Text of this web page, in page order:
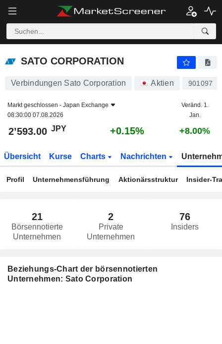
SATO CORPORATION
SATO CORPORATION
Verbindungen Sato Corporation Aktien 901097
Markt geschlossen - Japan Exchange
08:30:00 07.08.2026
Veränd. 1.
Jan.
2’593.00 JPY +0.15% +8.00%
Übersicht Kurse Charts Nachrichten
Profil Unternehmensführung Aktionärsstruktur Insider-
21
Börsennotierte
Unternehmen
2
Private
Unternehmen
76
Insiders
Beziehungs-Chart der börsennotierten
Unternehmen: Sato Corporation